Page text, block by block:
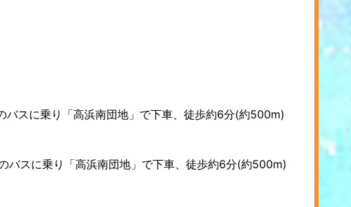
バスに乗り「高浜南団地」で下車、徒歩約6分(約500m)
バスに乗り「高浜南団地」で下車、徒歩約6分(約500m)